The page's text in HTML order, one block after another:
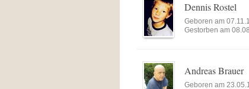
Dennis Rostel
Geboren am
Gestorben am
Andreas Brauer
Geboren am